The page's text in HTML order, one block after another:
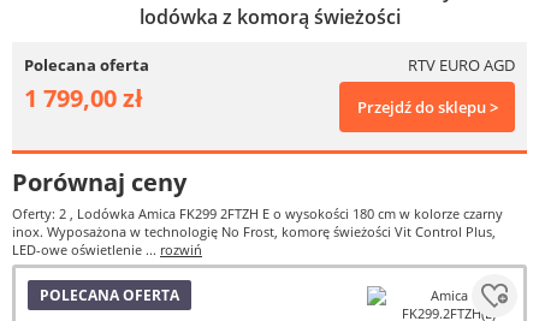
lodówka z komorą świeżości
Polecana oferta RTV EURO AGD
1 799,00 zł Przejdź do sklepu >
Porównaj ceny
Oferty: 2 , Lodówka Amica FK299 2FTZH E o wysokości 180 cm w kolorze czarny
inox. Wyposażona w technologię No Frost, komorę świeżości Vit Control Plus,
LED-owe oświetlenie ... rozwiń
POLECANA OFERTA